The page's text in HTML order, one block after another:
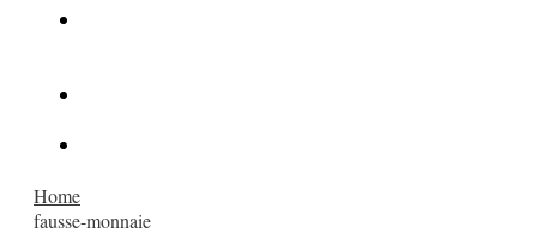
Home
fausse-monnaie